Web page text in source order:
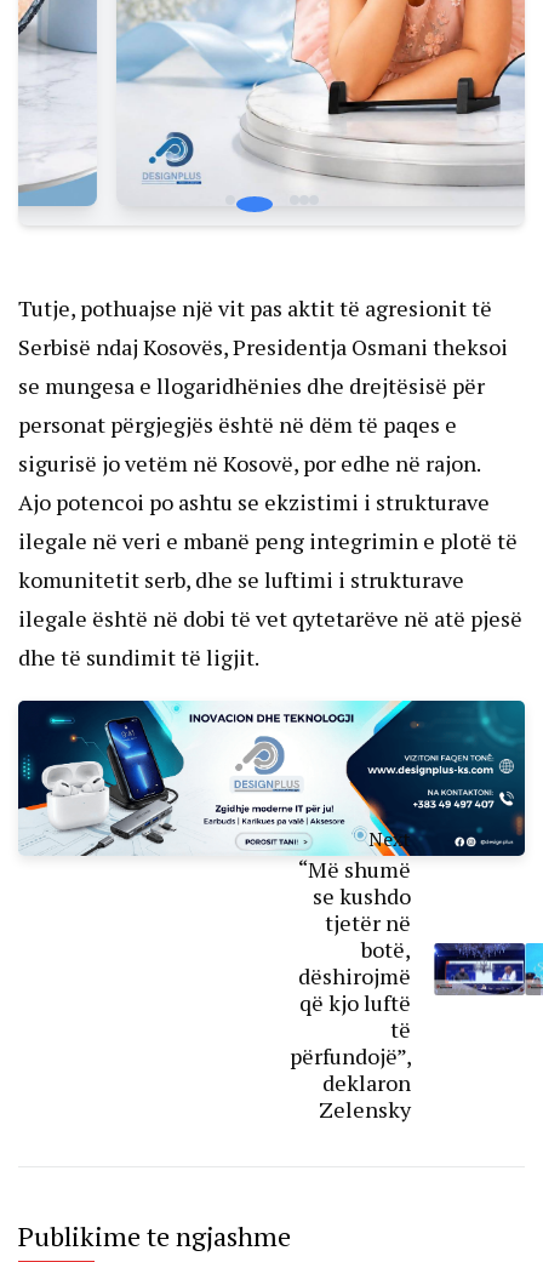
Tutje, pothuajse një vit pas aktit të agresionit të
Serbisë ndaj Kosovës, Presidentja Osmani theksoi
se mungesa e llogaridhënies dhe drejtësisë për
personat përgjegjës është në dëm të paqes e
sigurisë jo vetëm në Kosovë, por edhe në rajon.
Ajo potencoi po ashtu se ekzistimi i strukturave
ilegale në veri e mbanë peng integrimin e plotë të
komunitetit serb, dhe se luftimi i strukturave
ilegale është në dobi të vet qytetarëve në atë pjesë
dhe të sundimit të ligjit.
Next
“Më shumë
se kushdo
tjetër në
botë,
dëshirojmë
që kjo luftë
të
përfundojë”,
deklaron
Zelensky
Publikime te ngjashme